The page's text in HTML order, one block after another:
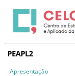
PEAPL2
Apresentação